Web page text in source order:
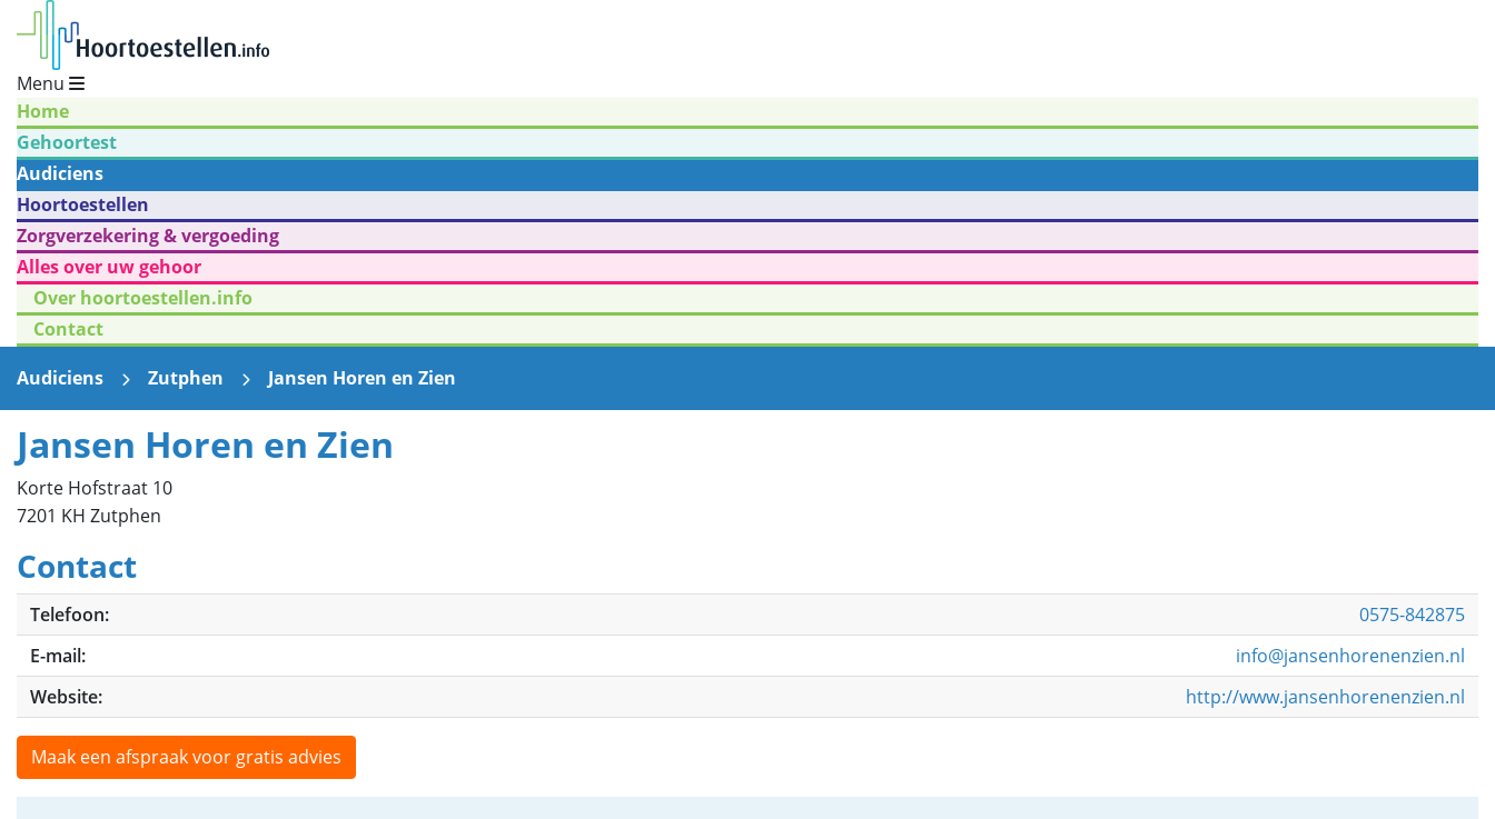
Menu
Home
Gehoortest
Audiciens
Hoortoestellen
Zorgverzekering & vergoeding
Alles over uw gehoor
Over hoortoestellen.info
Contact
Audiciens
Zutphen Jansen Horen en Zien
Jansen Horen en Zien
Korte Hofstraat 10
7201 KH Zutphen
Contact
Telefoon:
0575-842875
E-mail:
info@jansenhorenenzien.nl
Website:
http://www.jansenhorenenzien.nl
Maak een afspraak voor gratis advies